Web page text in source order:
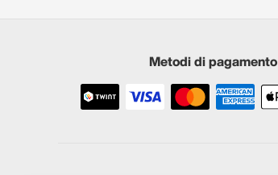
Metodi di pagamento